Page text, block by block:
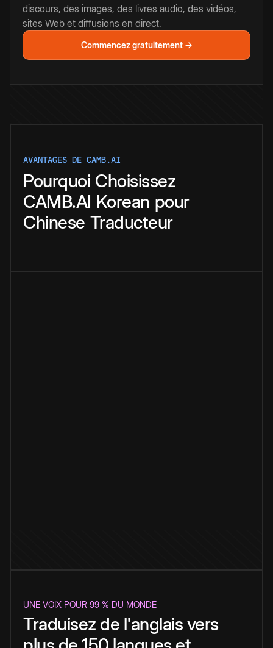
discours, des images, des livres audio, des vidéos,
sites Web et diffusions en direct.
Commencez gratuitement →
AVANTAGES DE CAMB.AI
Pourquoi Choisissez
CAMB.AI Korean pour
Chinese Traducteur
UNE VOIX POUR 99 % DU MONDE
Traduisez de l'anglais vers